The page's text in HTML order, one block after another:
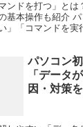
ンドを打つ」と
基本操作も紹介
」「コマンドを
パソコン
「データ
因・対策